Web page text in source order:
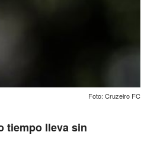
Foto: Cruzeiro FC
tiempo lleva sin